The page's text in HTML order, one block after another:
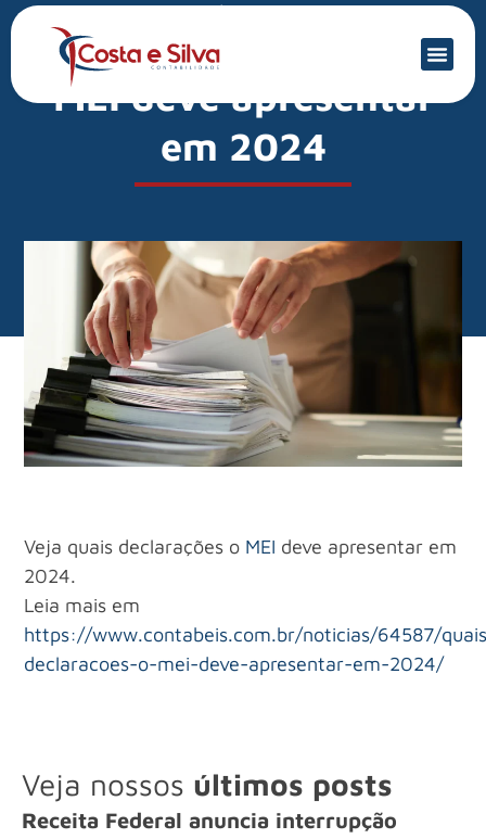
Mercado Financeiro
Quais declarações o
MEI deve apresentar
em 2024
Veja quais declarações o MEI deve apresentar em
2024.
Leia mais em
https://www.contabeis.com.br/noticias/64587/
declaracoes-o-mei-deve-apresentar-em-2024/
Veja nossos últimos posts
Receita Federal anuncia interrupção